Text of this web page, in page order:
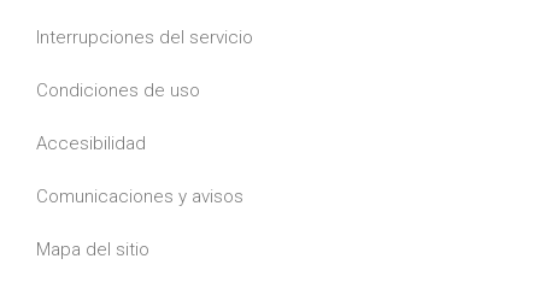
Interrupciones del servicio
Condiciones de uso
Accesibilidad
Comunicaciones y avisos
Mapa del sitio